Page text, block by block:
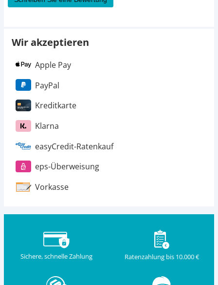
Wir akzeptieren
Apple Pay
PayPal
Kreditkarte
Klarna
easyCredit-Ratenkauf
eps-Überweisung
Vorkasse
Sichere, schnelle Zahlung Ratenzahlung bis 10.000 €